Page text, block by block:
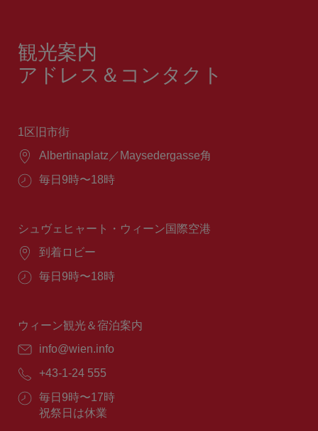
観光案内
アドレス＆コンタクト
1区旧市街
場
Albertinaplatz／Maysedergasse角
営
間：
毎日9時〜18時
シュヴェヒャート・ウィーン国際空港
場
到着ロビー
営
間：
毎日9時〜18時
ウィーン観光＆宿泊案内
E
ー
ル：
info@wien.info
電
番
号：
+43-1-24 555
営
業
毎日9時〜17時
祝祭日は休業